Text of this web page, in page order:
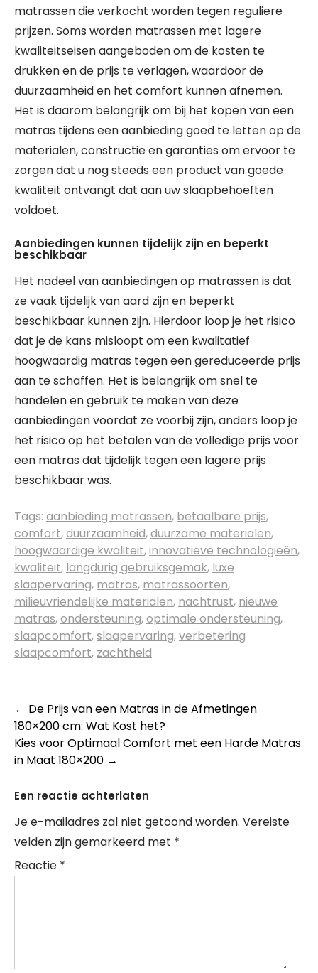
matrassen die verkocht worden tegen reguliere
prijzen. Soms worden matrassen met lagere
kwaliteitseisen aangeboden om de kosten te
drukken en de prijs te verlagen, waardoor de
duurzaamheid en het comfort kunnen afnemen.
Het is daarom belangrijk om bij het kopen van een
matras tijdens een aanbieding goed te letten op de
materialen, constructie en garanties om ervoor te
zorgen dat u nog steeds een product van goede
kwaliteit ontvangt dat aan uw slaapbehoeften
voldoet.
Aanbiedingen kunnen tijdelijk zijn en beperkt
beschikbaar
Het nadeel van aanbiedingen op matrassen is dat
ze vaak tijdelijk van aard zijn en beperkt
beschikbaar kunnen zijn. Hierdoor loop je het risico
dat je de kans misloopt om een kwalitatief
hoogwaardig matras tegen een gereduceerde prijs
aan te schaffen. Het is belangrijk om snel te
handelen en gebruik te maken van deze
aanbiedingen voordat ze voorbij zijn, anders loop je
het risico op het betalen van de volledige prijs voor
een matras dat tijdelijk tegen een lagere prijs
beschikbaar was.
Tags: aanbieding matrassen, betaalbare prijs,
comfort,duurzaamheid,duurzame materialen,
hoogwaardige kwaliteit,innovatieve technologieën,
kwaliteit, langdurig gebruiksgemak, luxe
slaapervaring, matras, matrassoorten,
milieuvriendelijke materialen, nachtrust, nieuwe
matras,ondersteuning,optimale ondersteuning,
slaapcomfort,slaapervaring,verbetering
slaapcomfort, zachtheid
Berichtnavigatie
← De Prijs van een Matras in de Afmetingen
180×200 cm: Wat Kost het?
Kies voor Optimaal Comfort met een Harde Matras
in Maat 180×200 →
Een reactie achterlaten
Je e-mailadres zal niet getoond worden. Vereiste
velden zijn gemarkeerd met *
Reactie *